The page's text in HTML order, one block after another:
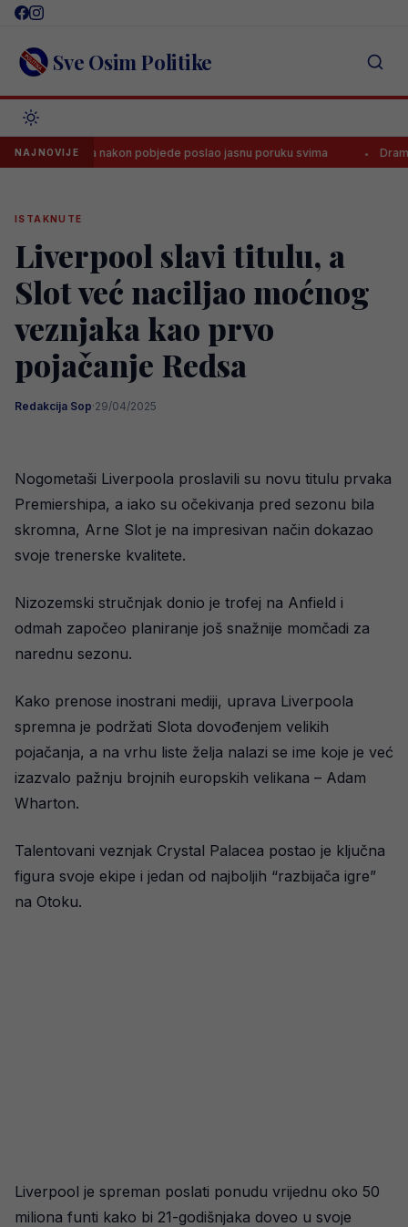
Skip
content Sve Osim Politike
NAJNOVIJEnakon pobjede poslao jasnu poruku svima Dramatičan
ISTAKNUTE
Liverpool slavi titulu, a
Slot već naciljao moćnog
veznjaka kao prvo
pojačanje Redsa
Redakcija Sop·29/04/2025
Nogometaši Liverpoola proslavili su novu titulu prvaka
Premiershipa, a iako su očekivanja pred sezonu bila
skromna, Arne Slot je na impresivan način dokazao
svoje trenerske kvalitete.
Nizozemski stručnjak donio je trofej na Anfield i
odmah započeo planiranje još snažnije momčadi za
narednu sezonu.
Kako prenose inostrani mediji, uprava Liverpoola
spremna je podržati Slota dovođenjem velikih
pojačanja, a na vrhu liste želja nalazi se ime koje je već
izazvalo pažnju brojnih europskih velikana – Adam
Wharton.
Talentovani veznjak Crystal Palacea postao je ključna
figura svoje ekipe i jedan od najboljih “razbijača igre”
na Otoku.
Liverpool je spreman poslati ponudu vrijednu oko 50
miliona funti kako bi 21-godišnjaka doveo u svoje